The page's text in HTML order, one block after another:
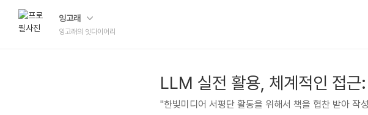
잉고래
잉고래의 잇다이어리
"한빛미디어 서평단 활동을 위해서 책을 협찬 받아